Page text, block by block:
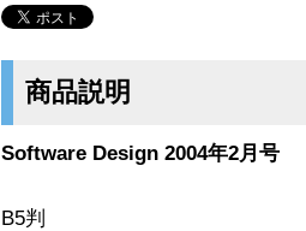
商品説明
Software Design 2004年2月号
B5判